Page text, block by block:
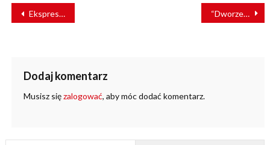
NAWIGACJA
WPISU
Ekspresowa naprawa wagonów z KZN Switcher “Dworzec Roku 2022” – ostatnia szansa na głosowanie
Dodaj komentarz
Musisz sięzalogować, aby móc dodać komentarz.